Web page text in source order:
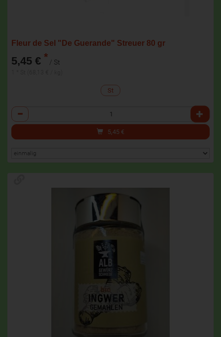
Fleur de Sel "De Guerande" Streuer 80 gr
5,45 € * / St
St
Anzahl
5,45 €